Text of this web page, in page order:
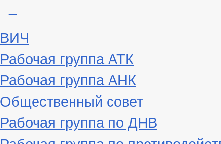
ВИЧ
Рабочая группа АТК
Рабочая группа АНК
Общественный совет
Рабочая группа по ДНВ